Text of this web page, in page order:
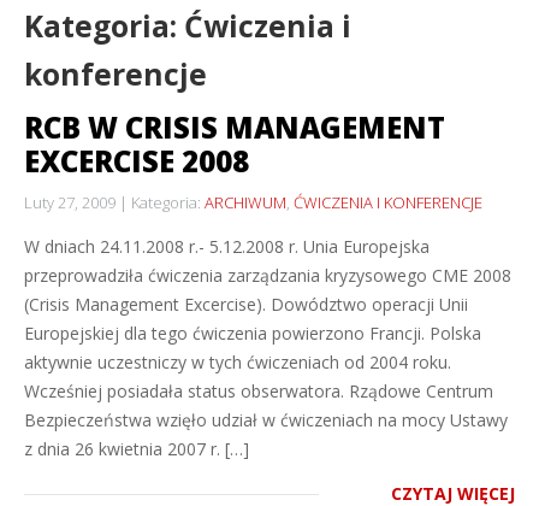
Kategoria: Ćwiczenia i
konferencje
RCB W CRISIS MANAGEMENT
EXCERCISE 2008
Luty 27, 2009 Kategoria: ARCHIWUM, ĆWICZENIA I KONFERENCJE
W dniach 24.11.2008 r.- 5.12.2008 r. Unia Europejska
przeprowadziła ćwiczenia zarządzania kryzysowego CME 2008
(Crisis Management Excercise). Dowództwo operacji Unii
Europejskiej dla tego ćwiczenia powierzono Francji. Polska
aktywnie uczestniczy w tych ćwiczeniach od 2004 roku.
Wcześniej posiadała status obserwatora. Rządowe Centrum
Bezpieczeństwa wzięło udział w ćwiczeniach na mocy Ustawy
z dnia 26 kwietnia 2007 r. […]
CZYTAJ WIĘCEJ